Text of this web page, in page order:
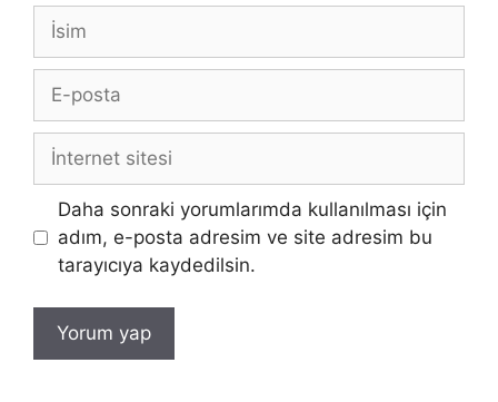
İsim
posta
İnternet
sitesi
Daha sonraki yorumlarımda kullanılması için
adım, e-posta adresim ve site adresim bu
tarayıcıya kaydedilsin.